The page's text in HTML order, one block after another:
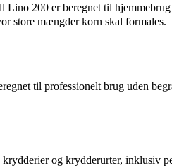
200 er beregnet til
store mængder korn skal formales.
til professionelt brug uden
og krydderurter, inklusiv